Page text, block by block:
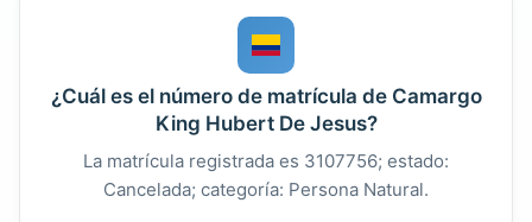
¿Cuál es el número de matrícula de Camargo
King Hubert De Jesus?
La matrícula registrada es 3107756; estado:
Cancelada; categoría: Persona Natural.